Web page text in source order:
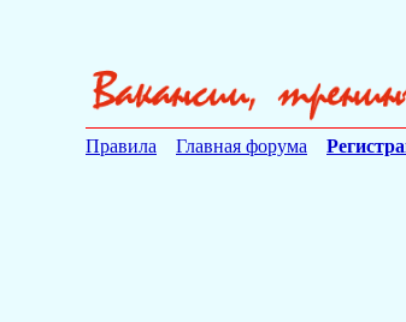
Правила Главная форума